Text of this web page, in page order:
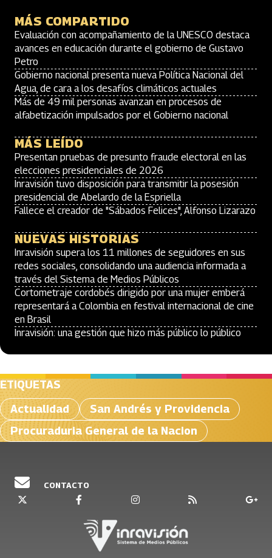
MÁS COMPARTIDO
Evaluación con acompañamiento de la UNESCO destaca
avances en educación durante el gobierno de Gustavo
Petro
Gobierno nacional presenta nueva Política Nacional del
Agua, de cara a los desafíos climáticos actuales
Más de 49 mil personas avanzan en procesos de
alfabetización impulsados por el Gobierno nacional
MÁS LEÍDO
Presentan pruebas de presunto fraude electoral en las
elecciones presidenciales de 2026
Inravisión tuvo disposición para transmitir la posesión
presidencial de Abelardo de la Espriella
Fallece el creador de "Sábados Felices", Alfonso Lizarazo
NUEVAS HISTORIAS
Inravisión supera los 11 millones de seguidores en sus
redes sociales, consolidando una audiencia informada a
través del Sistema de Medios Públicos
Cortometraje cordobés dirigido por una mujer emberá
representará a Colombia en festival internacional de cine
en Brasil
Inravisión: una gestión que hizo más público lo público
ETIQUETAS
Actualidad
San Andrés y Providencia
Procuraduria General de la Nacion
CONTACTO